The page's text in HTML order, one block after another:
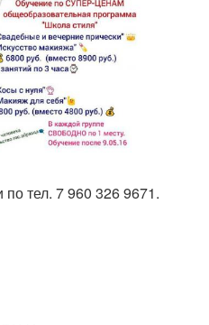
тел. 7 960 326 9671.